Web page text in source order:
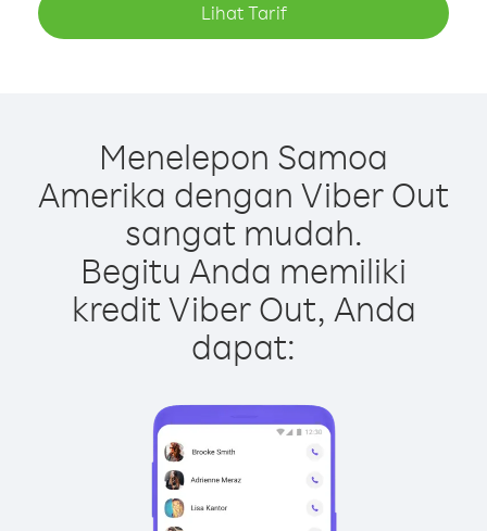
Lihat Tarif
Menelepon Samoa
Amerika dengan Viber Out
sangat mudah.
Begitu Anda memiliki
kredit Viber Out, Anda
dapat: